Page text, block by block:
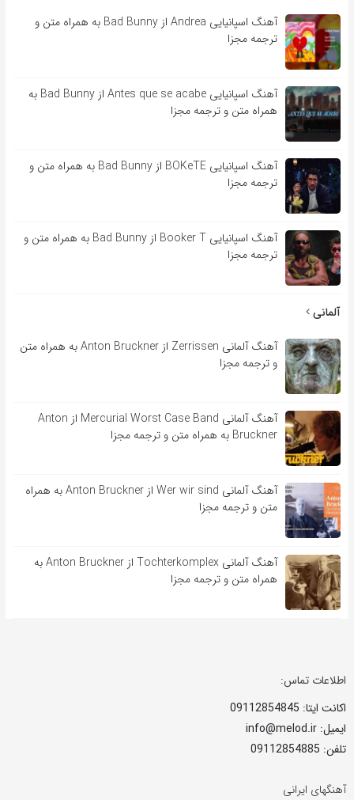
آهنگ اسپانیایی Andrea از Bad Bunny به همراه متن و
ترجمه مجزا
آهنگ اسپانیایی Antes que se acabe از Bad Bunny به
همراه متن و ترجمه مجزا
آهنگ اسپانیایی BOKeTE از Bad Bunny به همراه متن و
ترجمه مجزا
آهنگ اسپانیایی Booker T از Bad Bunny به همراه متن و
ترجمه مجزا
آلمانی
آهنگ آلمانی Zerrissen از Anton Bruckner به همراه متن
و ترجمه مجزا
آهنگ آلمانی Mercurial Worst Case Band از Anton
Bruckner به همراه متن و ترجمه مجزا
آهنگ آلمانی Wer wir sind از Anton Bruckner به همراه
متن و ترجمه مجزا
آهنگ آلمانی Tochterkomplex از Anton Bruckner به
همراه متن و ترجمه مجزا
اطلاعات تماس:
اکانت ایتا: 09112854845
ایمیل: info@melod.ir
تلفن: 09112854885
آهنگهای ایرانی